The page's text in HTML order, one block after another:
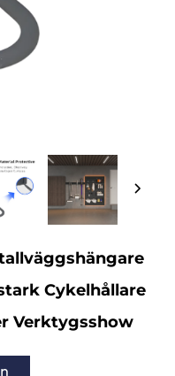
Cykelhållare
Verktygsshow